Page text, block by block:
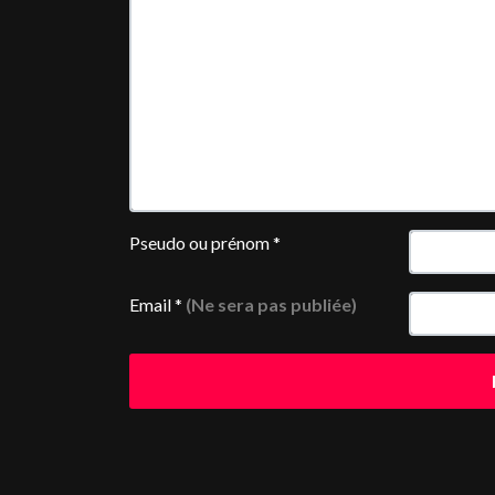
Pseudo ou prénom*
Email* (Ne sera pas publiée)